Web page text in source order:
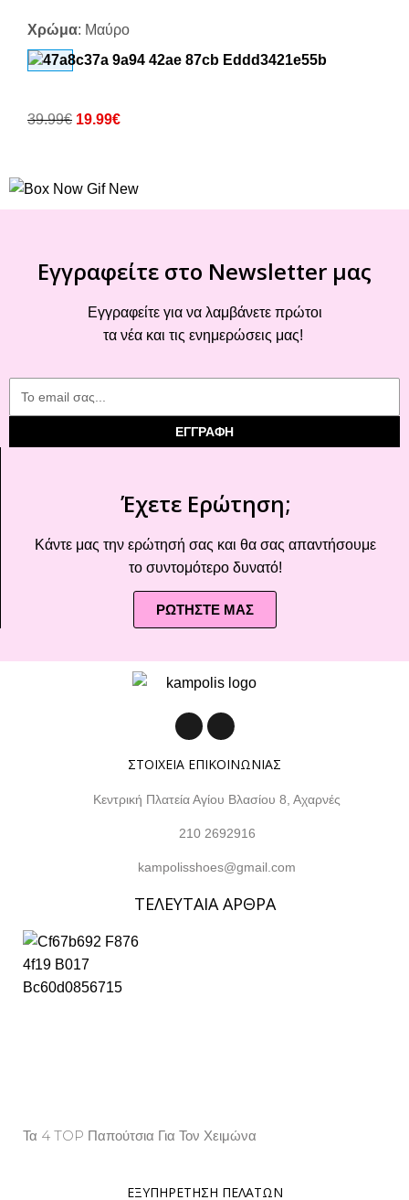
Χρώμα: Μαύρο
39.99€ 19.99€
Εγγραφείτε στο Newsletter μας
Εγγραφείτε για να λαμβάνετε πρώτοι
τα νέα και τις ενημερώσεις μας!
ΕΓΓΡΑΦΗ
Έχετε Ερώτηση;
Κάντε μας την ερώτησή σας και θα σας απαντήσουμε
το συντομότερο δυνατό!
ΡΩΤΗΣΤΕ ΜΑΣ
ΣΤΟΙΧΕΙΑ ΕΠΙΚΟΙΝΩΝΙΑΣ
Κεντρική Πλατεία Αγίου Βλασίου 8, Αχαρνές
210 2692916
kampolisshoes@gmail.com
ΤΕΛΕΥΤΑΙΑ ΑΡΘΡΑ
Τα 4 TOP Παπούτσια Για Τον Χειμώνα
ΕΞΥΠΗΡΕΤΗΣΗ ΠΕΛΑΤΩΝ